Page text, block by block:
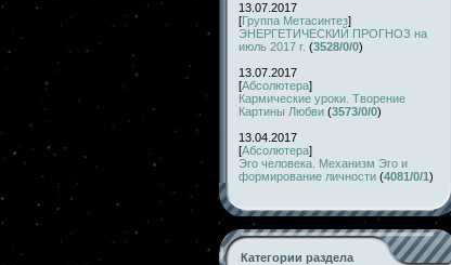
13.07.2017
[Группа Метасинтез]
ЭНЕРГЕТИЧЕСКИЙ ПРОГНОЗ на
июль 2017 г. (3528/0/0)
13.07.2017
[Абсолютера]
Кармические уроки. Творение
Картины Любви (3573/0/0)
13.04.2017
[Абсолютера]
Эго человека. Механизм Эго и
формирование личности (4081/0/1)
Категории раздела